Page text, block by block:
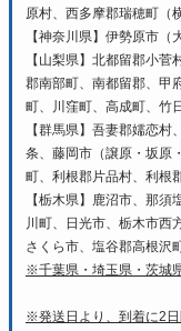
原村、西多摩郡瑞穂町（
【神奈川県】伊勢原市（
【山梨県】北都留郡小
郡南部町、南都留郡、甲
町、川窪町、高成町、竹
【群馬県】吾妻郡嬬恋
条、藤岡市（譲原・坂原
町、利根郡片品村、利根
【栃木県】鹿沼市、那
川町、日光市、栃木市西
さくら市、塩谷郡高根沢
※千葉県・埼玉県・茨城
※発送日より、到着に2日